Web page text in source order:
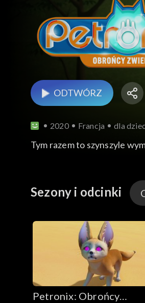
ODTWÓRZ
2020 Francja dla
Tym razem to szynszyle
Sezony i odcinki
Petronix: Obrońcy